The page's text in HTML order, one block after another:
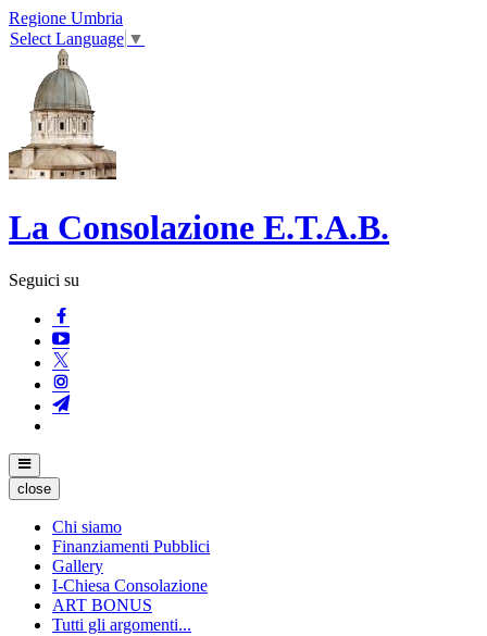
Regione Umbria
Select Language ▼
La Consolazione E.T.A.B.
Seguici su
close
Chi siamo
Finanziamenti Pubblici
Gallery
I-Chiesa Consolazione
ART BONUS
Tutti gli argomenti...